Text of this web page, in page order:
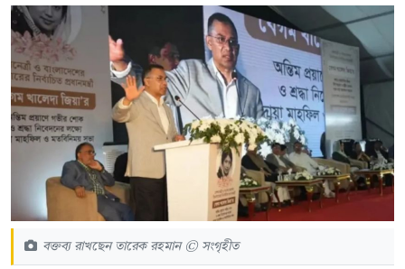
বক্তব্য রাখছেন তারেক রহমান © সংগৃহীত